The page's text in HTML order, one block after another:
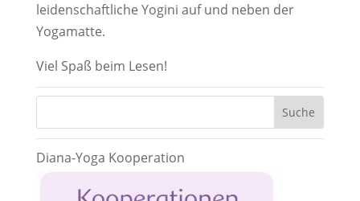
leidenschaftliche Yogini auf und neben der
Yogamatte.
Viel Spaß beim Lesen!
Diana-Yoga Kooperation